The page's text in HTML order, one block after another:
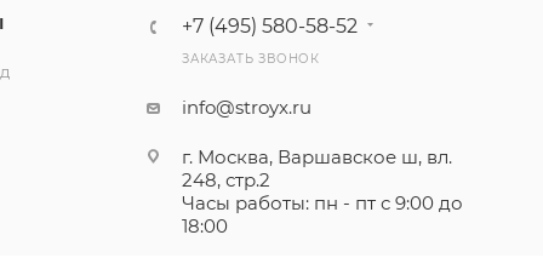
+7 (495) 580-58-52
ЗАКАЗАТЬ ЗВОНОК
info@stroyx.ru
г. Москва, Варшавское ш, вл.
248, стр.2
Часы работы: пн - пт с 9:00 до
18:00